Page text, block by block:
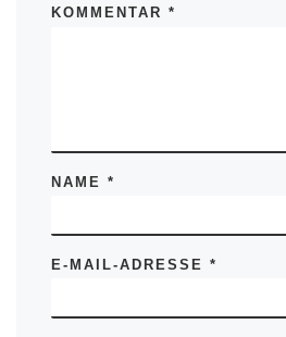
KOMMENTAR*
NAME*
E-MAIL-ADRESSE*